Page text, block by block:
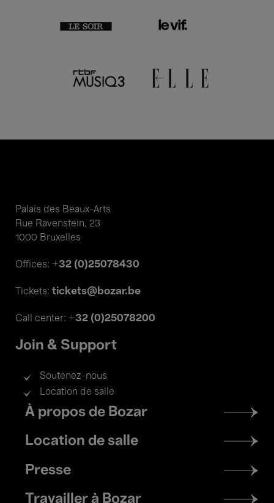
Palais des Beaux-Arts
Rue Ravenstein, 23
1000 Bruxelles
Offices: +32 (0)25078430
Tickets: tickets@bozar.be
Call center: +32 (0)25078200
Join & Support
Soutenez-nous
Location de salle
Footer
menu
À propos de Bozar
Location de salle
Presse
Travailler à Bozar